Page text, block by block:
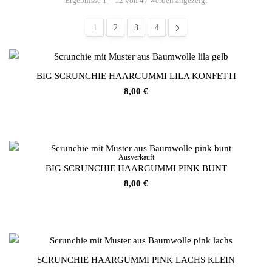
1
2 3 4
BIG SCRUNCHIE HAARGUMMI LILA KONFETTI
8,00 €
Ausverkauft
BIG SCRUNCHIE HAARGUMMI PINK BUNT
8,00 €
SCRUNCHIE HAARGUMMI PINK LACHS KLEIN